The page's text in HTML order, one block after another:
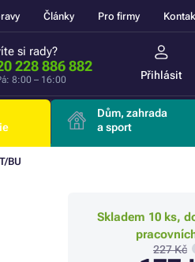
Články Pro firmy
si rady?
228 886 882
8:00 – 16:00 Přihlásit
Dům, zahrada
a sport
BU
Skladem 10 ks,
227 Kč